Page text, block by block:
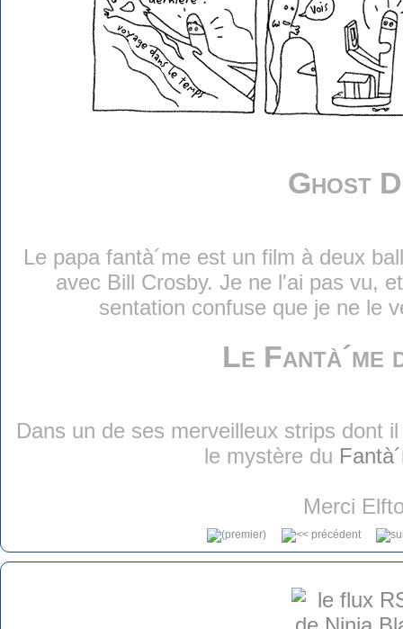
Ghost
Le papa fantà´me est un film à deux
avec Bill Crosby. Je ne l'ai pas vu,
sentation confuse que je ne le
Le Fantà´me
Dans un de ses merveilleux strips dont
le mystère du
Merci